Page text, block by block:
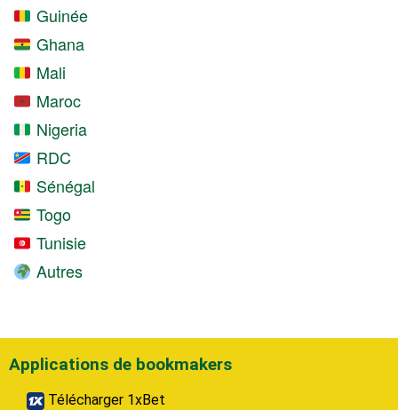
Guinée
Ghana
Mali
Maroc
Nigeria
RDC
Sénégal
Togo
Tunisie
Autres
Applications de bookmakers
Télécharger 1xBet